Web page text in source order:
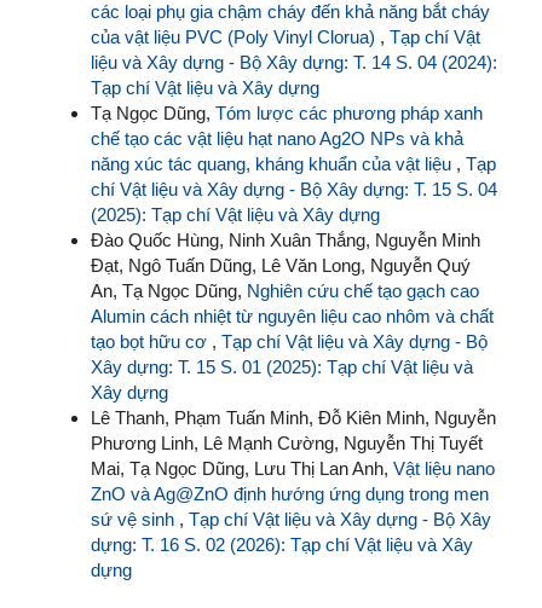
các loại phụ gia chậm cháy đến khả năng bắt cháy
của vật liệu PVC (Poly Vinyl Clorua) , Tạp chí Vật
liệu và Xây dựng - Bộ Xây dựng: T. 14 S. 04 (2024):
Tạp chí Vật liệu và Xây dựng
Tạ Ngọc Dũng, Tóm lược các phương pháp xanh
chế tạo các vật liệu hạt nano Ag2O NPs và khả
năng xúc tác quang, kháng khuẩn của vật liệu , Tạp
chí Vật liệu và Xây dựng - Bộ Xây dựng: T. 15 S. 04
(2025): Tạp chí Vật liệu và Xây dựng
Đào Quốc Hùng, Ninh Xuân Thắng, Nguyễn Minh
Đạt, Ngô Tuấn Dũng, Lê Văn Long, Nguyễn Quý
An, Tạ Ngọc Dũng, Nghiên cứu chế tạo gạch cao
Alumin cách nhiệt từ nguyên liệu cao nhôm và chất
tạo bọt hữu cơ , Tạp chí Vật liệu và Xây dựng - Bộ
Xây dựng: T. 15 S. 01 (2025): Tạp chí Vật liệu và
Xây dựng
Lê Thanh, Phạm Tuấn Minh, Đỗ Kiên Minh, Nguyễn
Phương Linh, Lê Mạnh Cường, Nguyễn Thị Tuyết
Mai, Tạ Ngọc Dũng, Lưu Thị Lan Anh, Vật liệu nano
ZnO và Ag@ZnO định hướng ứng dụng trong men
sứ vệ sinh , Tạp chí Vật liệu và Xây dựng - Bộ Xây
dựng: T. 16 S. 02 (2026): Tạp chí Vật liệu và Xây
dựng